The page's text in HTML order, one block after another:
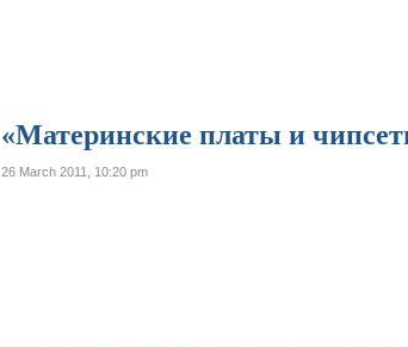
«Материнские платы и
26 March 2011, 10:20 pm